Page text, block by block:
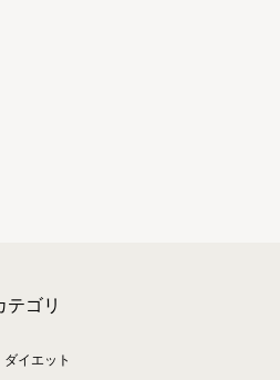
テゴリ
ダイエット